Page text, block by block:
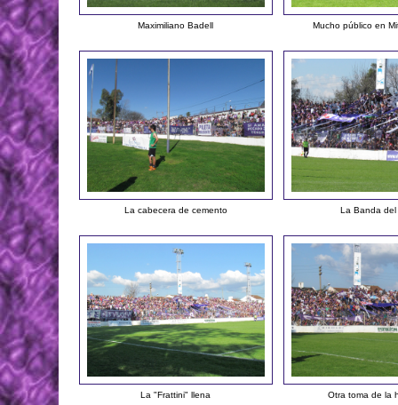
Maximiliano Badell Mucho público en
La cabecera de cemento La Banda del
La "Frattini" llena Otra toma de la